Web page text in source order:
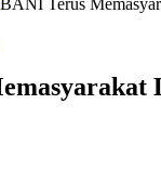
BANI Terus